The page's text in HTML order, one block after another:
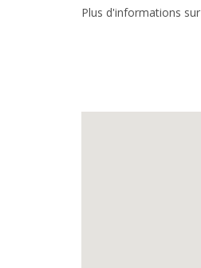
Plus d'informations sur